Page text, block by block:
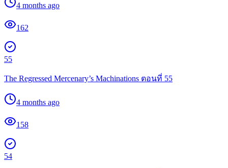
4 months ago
162
55
The Regressed Mercenary’s Machinations ตอนที่ 55
4 months ago
158
54